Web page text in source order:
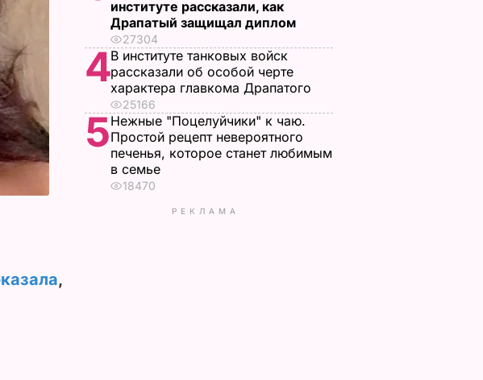
,
институте рассказали, как
Драпатый защищал диплом
27304
4В институте танковых войск
рассказали об особой черте
характера главкома Драпатого
25166
5Нежные "Поцелуйчики" к чаю.
Простой рецепт невероятного
печенья, которое станет любимым
в семье
18470
РЕКЛАМА